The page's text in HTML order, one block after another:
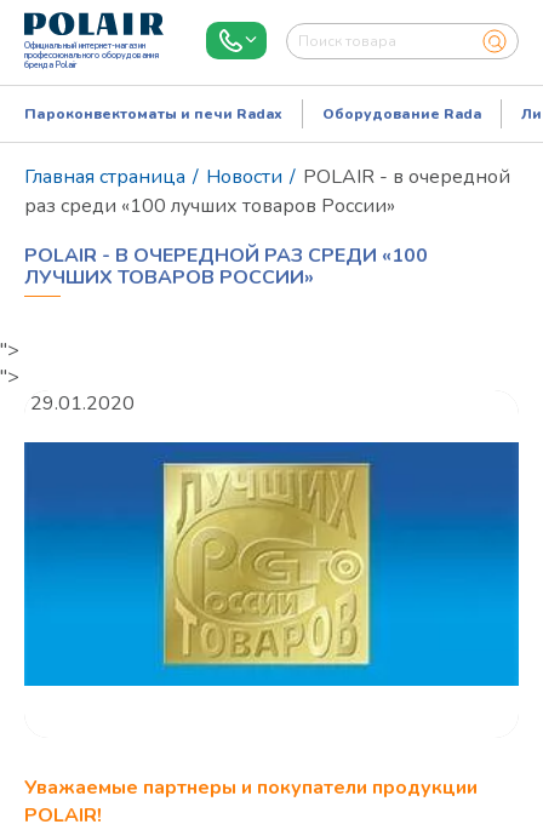
Официальный интернет-магазин
профессионального оборудования
бренда Polair
Режим работы:
Пароконвектоматы и печи Radax Оборудование Rada
Главная страница / Новости / POLAIR - в очередной
раз среди «100 лучших товаров России»
POLAIR - В ОЧЕРЕДНОЙ РАЗ СРЕДИ «100
ЛУЧШИХ ТОВАРОВ РОССИИ»
">
">
29.01.2020
Уважаемые партнеры и покупатели продукции
POLAIR!